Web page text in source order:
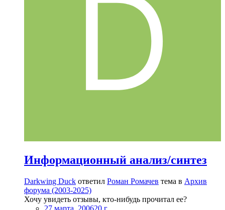
Информационный анализ/синтез
Darkwing Duck ответил Роман Ромачев тема в Архив
форума (2003-2025)
Хочу увидеть отзывы, кто-нибудь прочитал ее?
27 марта, 200620 г